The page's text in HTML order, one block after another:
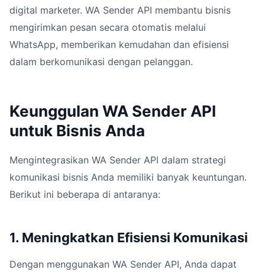
digital marketer. WA Sender API membantu bisnis
mengirimkan pesan secara otomatis melalui
WhatsApp, memberikan kemudahan dan efisiensi
dalam berkomunikasi dengan pelanggan.
Keunggulan WA Sender API
untuk Bisnis Anda
Mengintegrasikan WA Sender API dalam strategi
komunikasi bisnis Anda memiliki banyak keuntungan.
Berikut ini beberapa di antaranya:
1. Meningkatkan Efisiensi Komunikasi
Dengan menggunakan WA Sender API, Anda dapat